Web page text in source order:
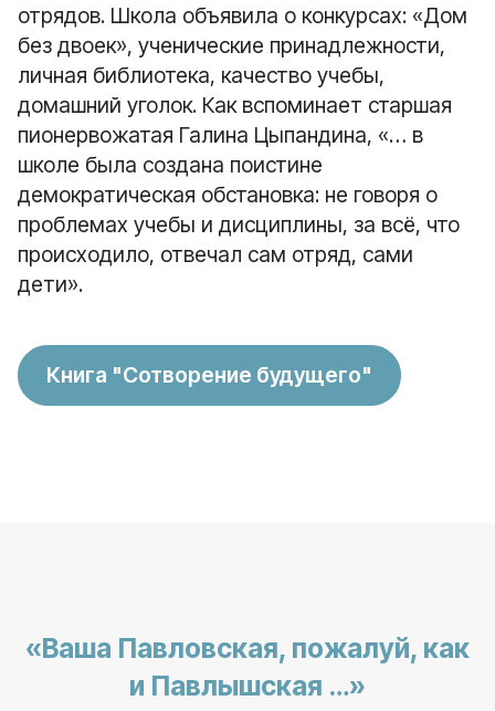
отрядов. Школа объявила о конкурсах: «Дом
без двоек», ученические принадлежности,
личная библиотека, качество учебы,
домашний уголок. Как вспоминает старшая
пионервожатая Галина Цыпандина, «… в
школе была создана поистине
демократическая обстановка: не говоря о
проблемах учебы и дисциплины, за всё, что
происходило, отвечал сам отряд, сами
дети».
Книга "Сотворение будущего"
«Ваша Павловская, пожалуй, как
и Павлышская …»